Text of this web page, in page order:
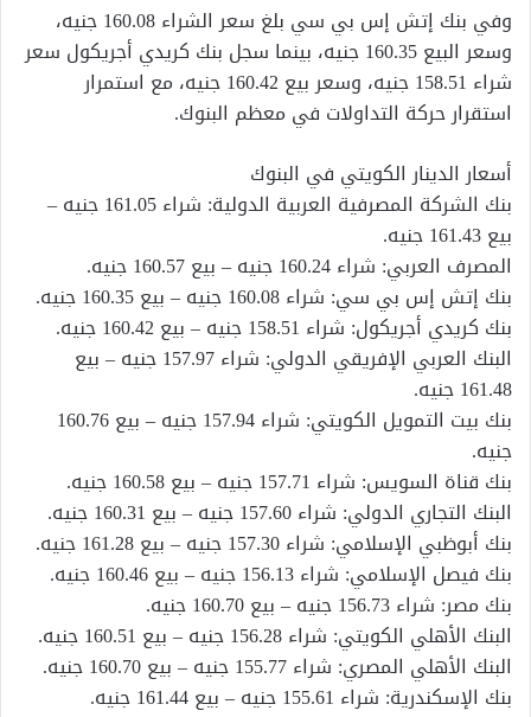
وفي بنك إتش إس بي سي بلغ سعر الشراء 160.08 جنيه،
وسعر البيع 160.35 جنيه، بينما سجل بنك كريدي أجريكول سعر
شراء 158.51 جنيه، وسعر بيع 160.42 جنيه، مع استمرار
استقرار حركة التداولات في معظم البنوك.
أسعار الدينار الكويتي في البنوك
بنك الشركة المصرفية العربية الدولية: شراء 161.05 جنيه –
بيع 161.43 جنيه.
المصرف العربي: شراء 160.24 جنيه – بيع 160.57 جنيه.
بنك إتش إس بي سي: شراء 160.08 جنيه – بيع 160.35 جنيه.
بنك كريدي أجريكول: شراء 158.51 جنيه – بيع 160.42 جنيه.
البنك العربي الإفريقي الدولي: شراء 157.97 جنيه – بيع
161.48 جنيه.
بنك بيت التمويل الكويتي: شراء 157.94 جنيه – بيع 160.76
جنيه.
بنك قناة السويس: شراء 157.71 جنيه – بيع 160.58 جنيه.
البنك التجاري الدولي: شراء 157.60 جنيه – بيع 160.31 جنيه.
بنك أبوظبي الإسلامي: شراء 157.30 جنيه – بيع 161.28 جنيه.
بنك فيصل الإسلامي: شراء 156.13 جنيه – بيع 160.46 جنيه.
بنك مصر: شراء 156.73 جنيه – بيع 160.70 جنيه.
البنك الأهلي الكويتي: شراء 156.28 جنيه – بيع 160.51 جنيه.
البنك الأهلي المصري: شراء 155.77 جنيه – بيع 160.70 جنيه.
بنك الإسكندرية: شراء 155.61 جنيه – بيع 161.44 جنيه.